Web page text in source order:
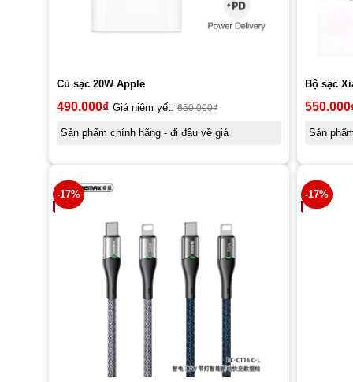
Củ sạc 20W Apple
490.000₫ Giá niêm yết:650.000₫
Sản phẩm chính hãng - đi đầu về giá
Bộ sạc
550.000
Sản
-17% -17%